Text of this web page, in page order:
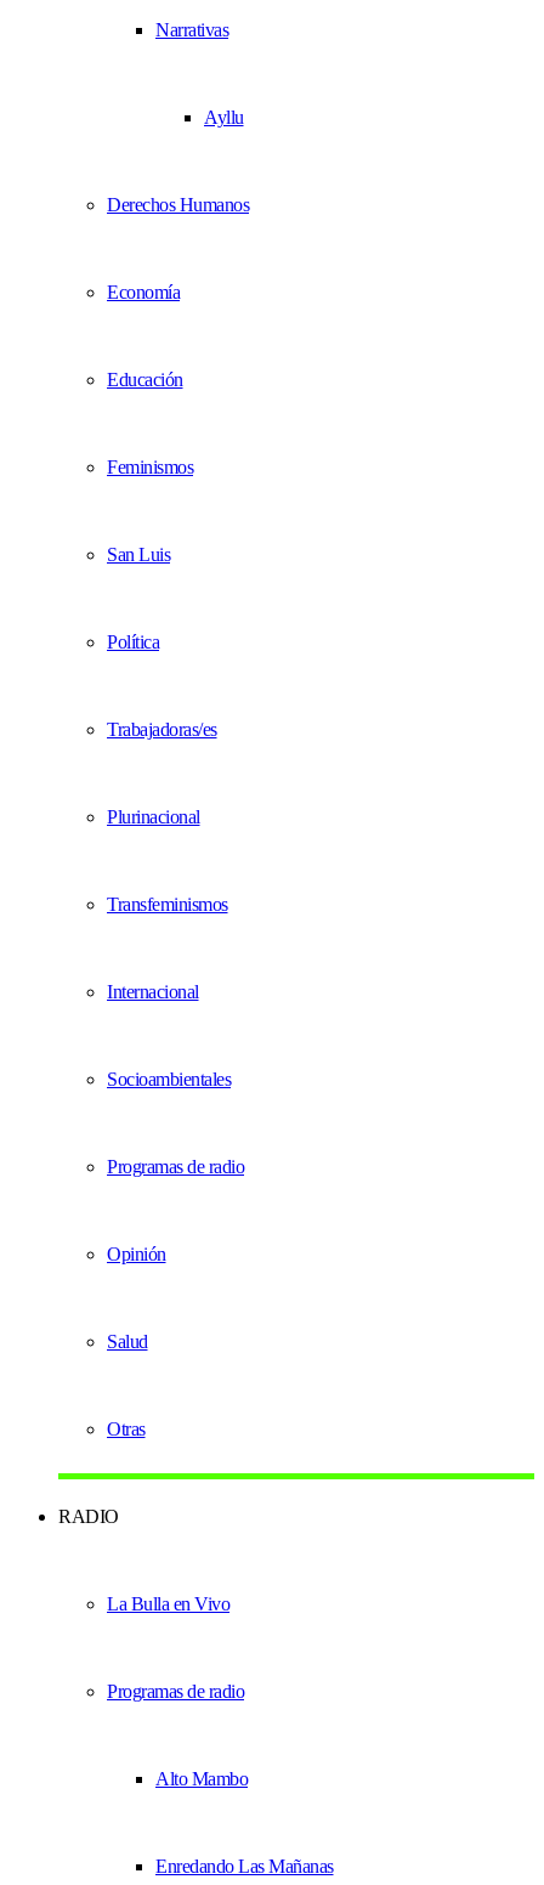
Narrativas
Ayllu
Derechos Humanos
Economía
Educación
Feminismos
San Luis
Política
Trabajadoras/es
Plurinacional
Transfeminismos
Internacional
Socioambientales
Programas de radio
Opinión
Salud
Otras
RADIO
La Bulla en Vivo
Programas de radio
Alto Mambo
Enredando Las Mañanas